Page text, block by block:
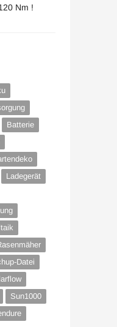
Nm !
Batterie
Ladegerät
Datei
Sun1000